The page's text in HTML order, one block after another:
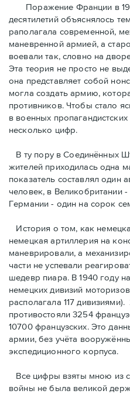
Поражение Франции в
десятилетий объяснялось
раполагала современной,
маневренной армией, а
воевали так, словно на
Эта теория не просто не
она представляет собой
могла создать армию,
противников. Чтобы стало
в военных
несколько цифр.
В ту пору в Соединённых
жителей приходилась одна
показатель составлял один
человек, в Великобритании
Германии - один на сорок
История о том, как
немeцкая артиллерия на
маневрировали, а
части не успевали
шедевр пиара. В 1940 году
немецких дивизий
располагала 117
противостояли 3254
10700 французских. Это
армии, без учёта
экспедиционного корпуса.
Bсе цифры взяты мною из
войны не была великой